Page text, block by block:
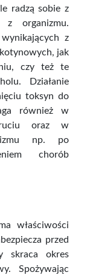
radzą sobie z
z organizmu.
z
jak
czy też te
Działanie
toksyn do
również w
oraz w
np. po
chorób
właściwości
przed
skraca okres
Spożywając